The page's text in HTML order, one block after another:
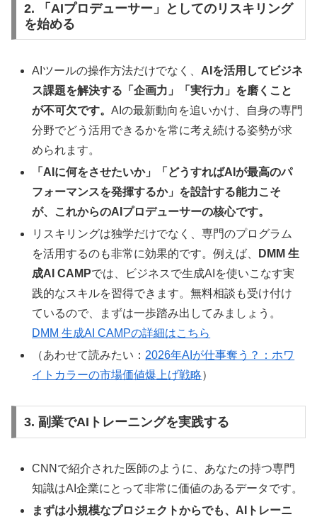
2. 「AIプロデューサー」としてのリスキリング
を始める
AIツールの操作方法だけでなく、 AIを活用してビジネ
ス課題を解決する「企画力」「実行力」を磨くこと
が不可欠です。AIの最新動向を追いかけ、自身の専門
分野でどう活用できるかを常に考え続ける姿勢が求
められます。
「AIに何をさせたいか」「どうすればAIが最高のパ
フォーマンスを発揮するか」を設計する能力こそ
が、これからのAIプロデューサーの核心です。
リスキリングは独学だけでなく、専門のプログラム
を活用するのも非常に効果的です。例えば、
DMM 生
成AI CAMPでは、ビジネスで生成AIを使いこなす実
践的なスキルを習得できます。無料相談も受け付け
ているので、まずは一歩踏み出してみましょう。
DMM 生成AI CAMPの詳細はこちら
（あわせて読みたい： 2026年AIが仕事奪う？：ホワ
イトカラーの市場価値爆上げ戦略）
3. 副業でAIトレーニングを実践する
CNNで紹介された医師のように、あなたの持つ専門
知識はAI企業にとって非常に価値のあるデータです。
まずは小規模なプロジェクトからでも、AIトレーニ